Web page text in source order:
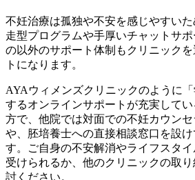
不妊治療は孤独や不安を感じやすい
走型プログラムや手厚いチャットサ
の以外のサポート体制もクリニック
トになります。
AYAウィメンズクリニックのように
するオンラインサポートが充実して
方で、他院では対面での不妊カウン
や、胚培養士への直接相談窓口を設
す。ご自身の不安解消やライフスタ
受けられるか、他のクリニックの取
討ください。